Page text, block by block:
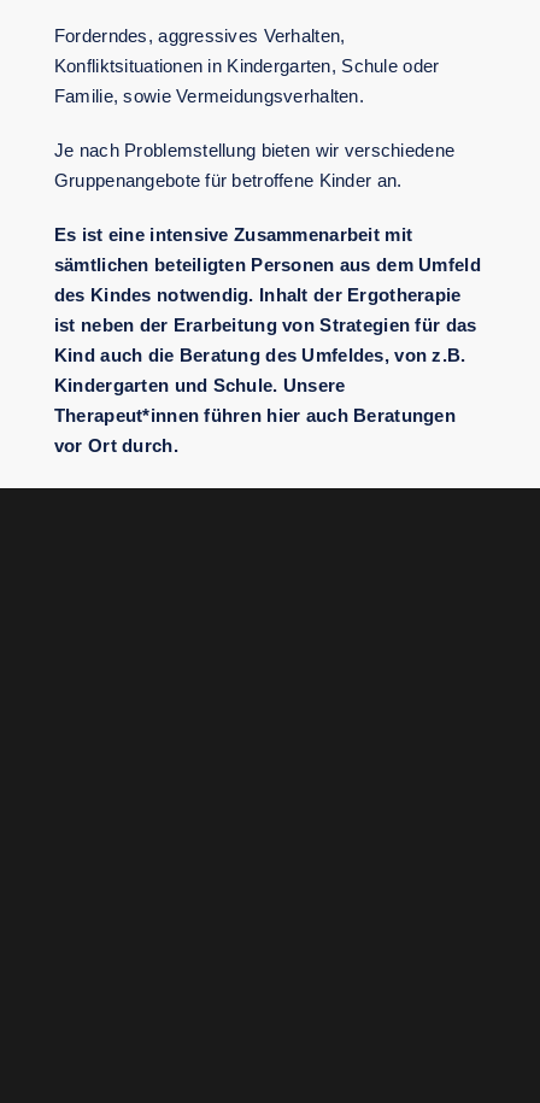
Forderndes, aggressives Verhalten,
Konfliktsituationen in Kindergarten, Schule oder
Familie, sowie Vermeidungsverhalten.
Je nach Problemstellung bieten wir verschiedene
Gruppenangebote für betroffene Kinder an.
Es ist eine intensive Zusammenarbeit mit
sämtlichen beteiligten Personen aus dem Umfeld
des Kindes notwendig. Inhalt der Ergotherapie
ist neben der Erarbeitung von Strategien für das
Kind auch die Beratung des Umfeldes, von z.B.
Kindergarten und Schule. Unsere
Therapeut*innen führen hier auch Beratungen
vor Ort durch.